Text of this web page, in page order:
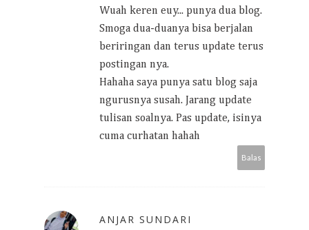
Wuah keren euy... punya dua blog.
Smoga dua-duanya bisa berjalan
beriringan dan terus update terus
postingan nya.
Hahaha saya punya satu blog saja
ngurusnya susah. Jarang update
tulisan soalnya. Pas update, isinya
cuma curhatan hahah
Balas
ANJAR SUNDARI